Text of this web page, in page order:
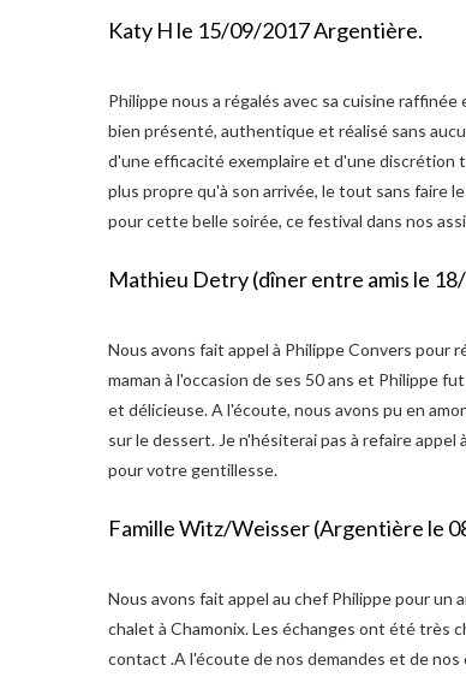
Katy H le 15/09/2017 Argentière.
Philippe nous a régalés avec sa cuisine
bien présenté, authentique et réalisé sans
d'une efficacité exemplaire et d'une discrétion
plus propre qu'à son arrivée, le tout sans faire
pour cette belle soirée, ce festival dans nos
Mathieu Detry (dîner entre amis le
Nous avons fait appel à Philippe Convers pour
maman à l'occasion de ses 50 ans et Philippe
et délicieuse. A l'écoute, nous avons pu en
sur le dessert. Je n'hésiterai pas à refaire appel
pour votre gentillesse.
Famille Witz/Weisser (Argentière le
Nous avons fait appel au chef Philippe pour un
chalet à Chamonix. Les échanges ont été très
contact .A l'écoute de nos demandes et de